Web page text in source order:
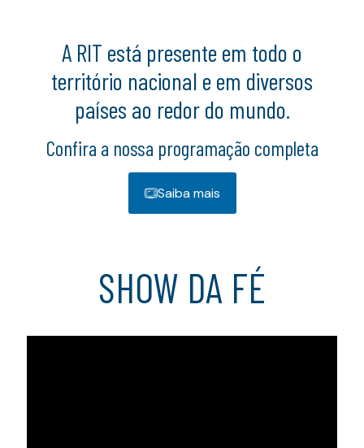
A RIT está presente em todo o
território nacional e em diversos
países ao redor do mundo.
Confira a nossa programação completa
Saiba mais
SHOW DA FÉ